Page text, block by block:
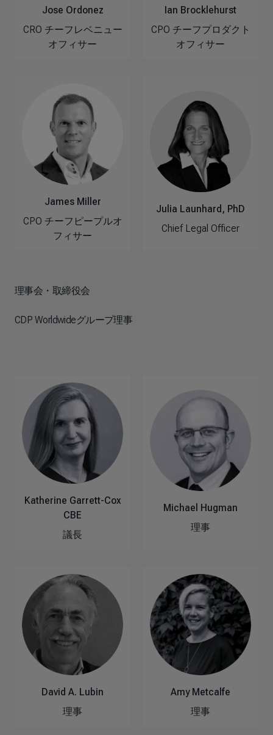
Jose Ordonez
CRO チーフレベニュー
オフィサー
Ian Brocklehurst
CPO チーフプロダクト
オフィサー
James Miller
CPO チーフピープルオ
フィサー
Julia Launhard, PhD
Chief Legal Officer
理事会・取締役会
CDP Worldwideグループ理事
Katherine Garrett-Cox
CBE
議長
Michael Hugman
理事
David A. Lubin
理事
Amy Metcalfe
理事